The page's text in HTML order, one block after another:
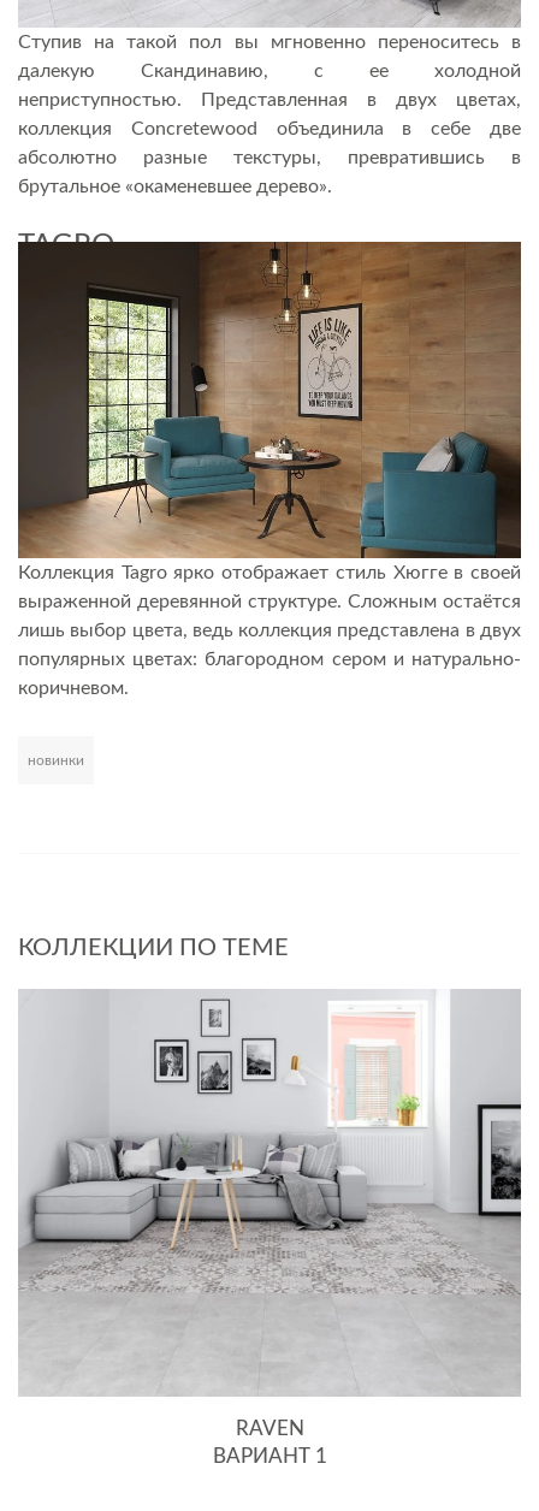
Ступив на такой пол вы мгновенно переноситесь в
далекую Скандинавию, с ее холодной
неприступностью. Представленная в двух цветах,
коллекция Concretewood объединила в себе две
абсолютно разные текстуры, превратившись в
брутальное «окаменевшее дерево».
TAGRO
Коллекция Tagro ярко отображает стиль Хюгге в своей
выраженной деревянной структуре. Сложным остаётся
лишь выбор цвета, ведь коллекция представлена в двух
популярных цветах: благородном сером и натурально-
коричневом.
новинки
КОЛЛЕКЦИИ ПО ТЕМЕ
RAVEN
ВАРИАНТ 1